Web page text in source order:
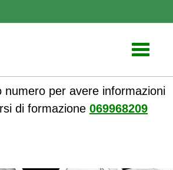
Toggle
numero per avere informazioni
di formazione 069968209